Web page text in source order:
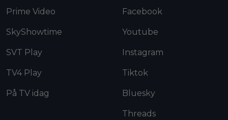
Prime Video
SkyShowtime
SVT Play
TV4 Play
På TV idag
Facebook
Youtube
Instagram
Tiktok
Bluesky
Threads